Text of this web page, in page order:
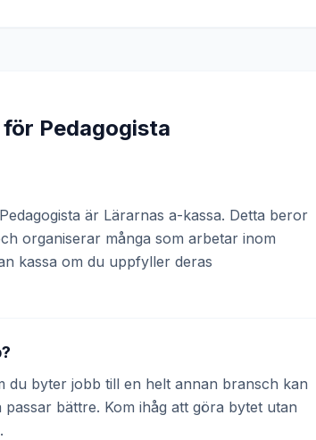
för Pedagogista
är Lärarnas a-kassa. Detta beror
organiserar många som arbetar inom
kassa om du uppfyller deras
du byter jobb till en helt annan bransch kan
bättre. Kom ihåg att göra bytet utan